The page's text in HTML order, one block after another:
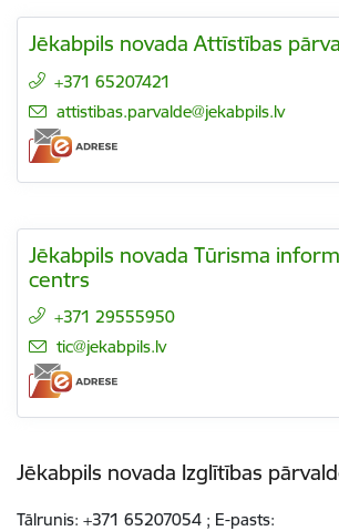
Jēkabpils novada Attīstības
+371 65207421
E-pasts:
attistibas.parvalde@jekabpils.lv
Jēkabpils novada Tūrisma
centrs
+371 29555950
E-pasts:
tic@jekabpils.lv
Jēkabpils novada Izglītības
Tālrunis: +371 65207054 ; E-pasts: